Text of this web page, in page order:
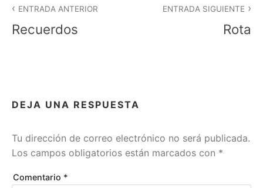
l
n
P
E
D
de
ENTRADA ANTERIOR
Recuerdos
ENTRADA SIGUIENTE
Rota
DEJA UNA RESPUESTA
Tu dirección de correo electrónico no será publicada.
Los campos obligatorios están marcados con *
Comentario *